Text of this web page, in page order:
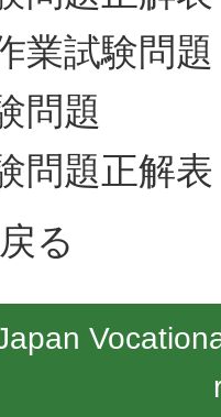
業試験問題
問題
問題正解表
る